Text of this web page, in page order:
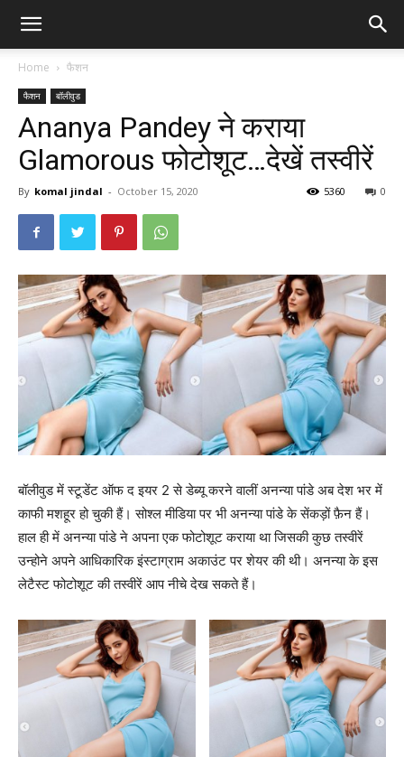
Home फैशन
फैशन बॉलीवुड
Ananya Pandey ने कराया
Glamorous फोटोशूट…देखें तस्वीरें
By komal jindal - October 15, 2020 0
5360
बॉलीवुड में स्टूडेंट ऑफ द इयर 2 से डेब्यू करने वालीं अनन्या पांडे अब देश भर में
काफी मशहूर हो चुकी हैं। सोश्ल मीडिया पर भी अनन्या पांडे के सेंकड़ों फ़ैन हैं।
हाल ही में अनन्या पांडे ने अपना एक फोटोशूट कराया था जिसकी कुछ तस्वीरें
उन्होने अपने आधिकारिक इंस्टाग्राम अकाउंट पर शेयर की थी। अनन्या के इस
लेटैस्ट फोटोशूट की तस्वीरें आप नीचे देख सकते हैं।